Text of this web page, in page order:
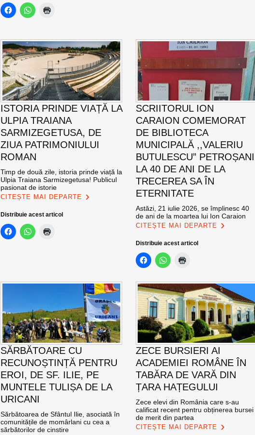
ISTORIA PRINDE VIAȚĂ LA
ULPIA TRAIANA
SARMIZEGETUSA, DE
ZIUA PATRIMONIULUI
ROMAN
Timp de două zile, istoria prinde viață la
Ulpia Traiana Sarmizegetusa! Publicul
pasionat de istorie
CITEȘTE MAI DEPARTE
Distribuie acest articol
SCRIITORUL ION
CARAION COMEMORAT
DE BIBLIOTECA
MUNICIPALĂ ,,VALERIU
BUTULESCU”
LA 40 DE ANI DE LA
TRECEREA SA ÎN
ETERNITATE
Astăzi, 21 iulie 2026, se împlinesc 40
de ani de la moartea lui Ion Caraion
CITEȘTE MAI DEPARTE
Distribuie acest articol
SĂRBĂTOARE CU
RECUNOȘTINȚĂ PENTRU
EROI, DE SF. ILIE, PE
MUNTELE TULIȘA DE LA
URICANI
Sărbătoarea de Sfântul Ilie, asociată în
comunitățile de momârlani cu cea a
sărbătorilor de cinstire
ZECE BURSIERI AI
ACADEMIEI ROMÂNE ÎN
TABĂRA DE VARĂ DIN
ȚARA HAȚEGULUI
Zece elevi din România care s-au
calificat recent pentru obținerea bursei
de merit din partea
CITEȘTE MAI DEPARTE